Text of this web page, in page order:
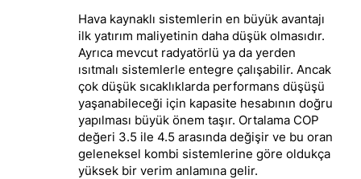
Hava kaynaklı sistemlerin en büyük avantajı
ilk yatırım maliyetinin daha düşük olmasıdır.
Ayrıca mevcut radyatörlü ya da yerden
ısıtmalı sistemlerle entegre çalışabilir. Ancak
çok düşük sıcaklıklarda performans düşüşü
yaşanabileceği için kapasite hesabının doğru
yapılması büyük önem taşır. Ortalama COP
değeri 3.5 ile 4.5 arasında değişir ve bu oran
geleneksel kombi sistemlerine göre oldukça
yüksek bir verim anlamına gelir.